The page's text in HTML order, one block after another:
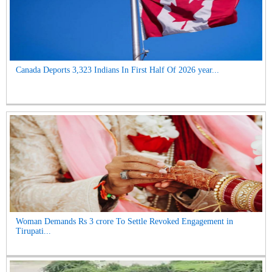
Canada Deports 3,323 Indians In First Half Of 2026 year...
Woman Demands Rs 3 crore To Settle Revoked Engagement in
Tirupati...